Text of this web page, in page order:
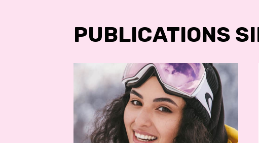
PUBLICATIONS